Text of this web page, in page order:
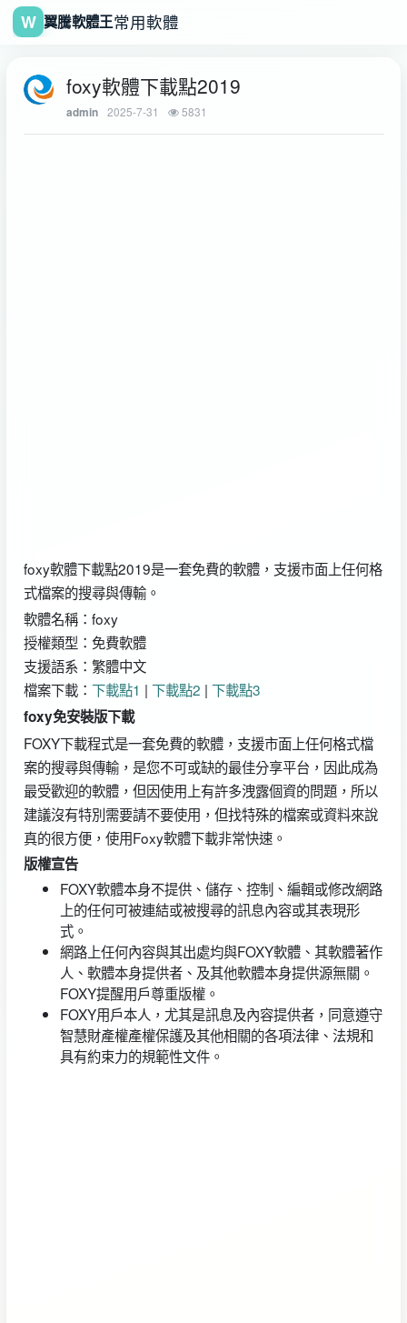
W 翼騰軟體王常用軟體
foxy軟體下載點2019
admin 2025-7-31 5831
foxy軟體下載點2019是一套免費的軟體，支援市面上任何格
式檔案的搜尋與傳輸。
軟體名稱：foxy
授權類型：免費軟體
支援語系：繁體中文
檔案下載： 下載點1 | 下載點2 | 下載點3
foxy免安裝版下載
FOXY下載程式是一套免費的軟體，支援市面上任何格式檔
案的搜尋與傳輸，是您不可或缺的最佳分享平台，因此成為
最受歡迎的軟體，但因使用上有許多洩露個資的問題，所以
建議沒有特別需要請不要使用，但找特殊的檔案或資料來說
真的很方便，使用Foxy軟體下載非常快速。
版權宣告
FOXY軟體本身不提供、儲存、控制、編輯或修改網路
上的任何可被連結或被搜尋的訊息內容或其表現形
式。
網路上任何內容與其出處均與FOXY軟體、其軟體著作
人、軟體本身提供者、及其他軟體本身提供源無關。
FOXY提醒用戶尊重版權。
FOXY用戶本人，尤其是訊息及內容提供者，同意遵守
智慧財產權產權保護及其他相關的各項法律、法規和
具有約束力的規範性文件。